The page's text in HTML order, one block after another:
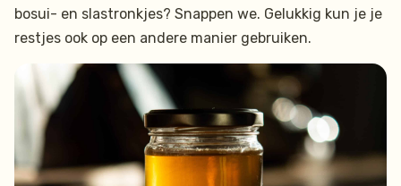
bosui- en slastronkjes? Snappen we. Gelukkig kun je je
restjes ook op een andere manier gebruiken.